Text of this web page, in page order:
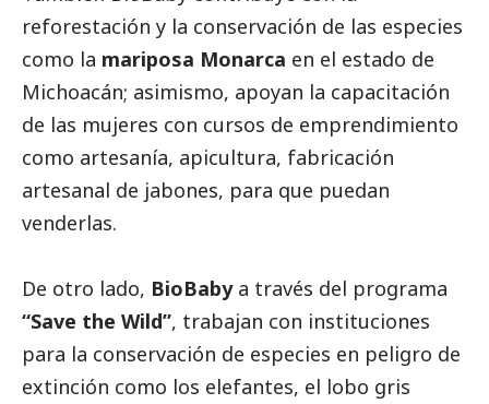
reforestación y la conservación de las especies
como la mariposa Monarca en el estado de
Michoacán; asimismo, apoyan la capacitación
de las mujeres con cursos de emprendimiento
como artesanía, apicultura, fabricación
artesanal de jabones, para que puedan
venderlas.
De otro lado, BioBabya través del programa
“Save the Wild”, trabajan con instituciones
para la conservación de especies en peligro de
extinción como los elefantes, el lobo gris